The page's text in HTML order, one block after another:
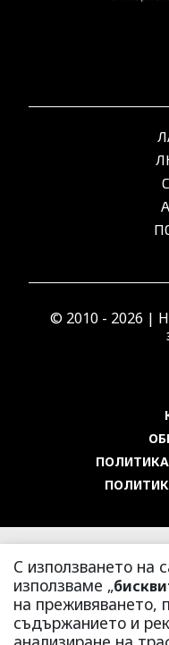
С използването на
използваме „
на преживяването,
съдържанието и
© 2010 - 2026 |